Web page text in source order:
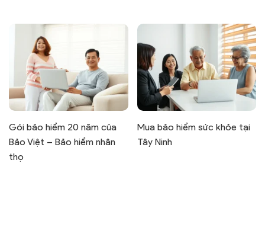
Gói bảo hiểm 20 năm của
Bảo Việt – Bảo hiểm nhân
thọ
Mua bảo hiểm sức khỏe tại
Tây Ninh